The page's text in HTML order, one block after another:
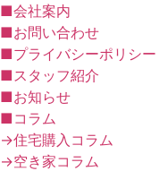
■会社案内
■お問い合わせ
■プライバシーポリシー
■スタッフ紹介
■お知らせ
■コラム
→住宅購入コラム
→空き家コラム